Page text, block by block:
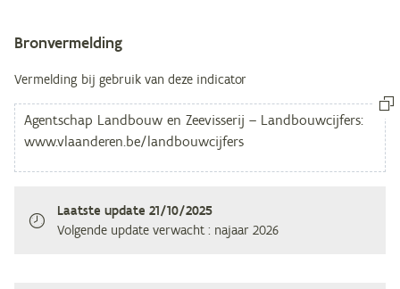
Bronvermelding
Vermelding bij gebruik van deze indicator
Laatste update 21/10/2025
Volgende update verwacht: najaar 2026